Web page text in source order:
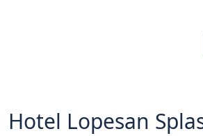
Hotel Lopesan